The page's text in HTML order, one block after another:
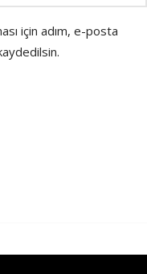
için adım, e-posta